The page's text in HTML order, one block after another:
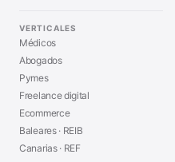
VERTICALES
Médicos
Abogados
Pymes
Freelance digital
Ecommerce
Baleares · REIB
Canarias · REF